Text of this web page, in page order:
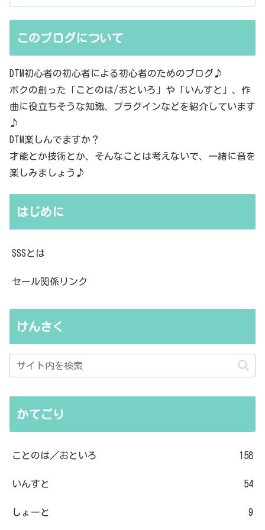
このブログについて
DTM初心者の初心者による初心者のためのブログ♪
ボクの創った「ことのは/おといろ」や「いんすと」、作
曲に役立ちそうな知識、プラグインなどを紹介しています
♪
DTM楽しんでますか？
才能とか技術とか、そんなことは考えないで、一緒に音を
楽しみましょう♪
はじめに
SSSとは
セール関係リンク
けんさく
かてごり
ことのは／おといろ 158
いんすと 54
しょーと 9